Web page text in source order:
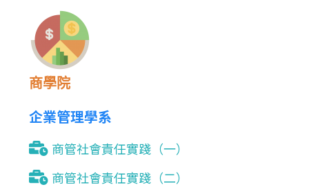
商學院
企業管理學系
商管社會責任實踐（一）
商管社會責任實踐（二）